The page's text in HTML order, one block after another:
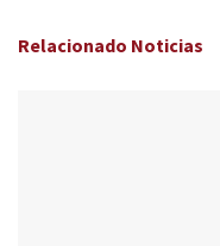
Relacionado Noticias